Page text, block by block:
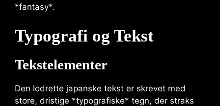
*fantasy*.
Typografi og Tekst
Tekstelementer
Den lodrette japanske tekst er skrevet med
store, dristige *typografiske* tegn, der straks